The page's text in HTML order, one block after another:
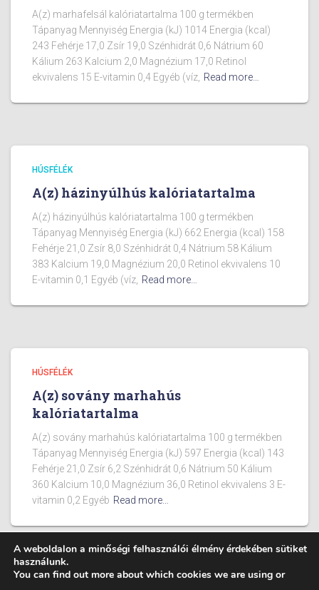
A(z) marhafelsál kalóriatartalma 100 g termékben
Tápanyag Mennyiség Energia (kJ) 1014 Energia (kcal)
243 Fehérje 17,0 Zsír 19,0 Szénhidrát 0,6 Nátrium 60
Kálium 263 Kalcium 2,0 Magnézium 17,0 Retinol
ekvivalens 15 E-vitamin 0,4 Egyéb (víz, Read more…
HÚSFÉLÉK
A(z) házinyúlhús kalóriatartalma
A(z) házinyúlhús kalóriatartalma 100 g termékben
Tápanyag Mennyiség Energia (kJ) 662 Energia (kcal) 158
Fehérje 21,0 Zsír 8,0 Szénhidrát 0,4 Nátrium 58 Kálium
383 Kalcium 19,0 Magnézium 20,0 Retinol ekvivalens 10
E-vitamin 0,1 Egyéb (víz, Read more…
HÚSFÉLÉK
A(z) sovány marhahús
kalóriatartalma
A(z) sovány marhahús kalóriatartalma 100 g termékben
Tápanyag Mennyiség Energia (kJ) 597 Energia (kcal) 143
Fehérje 21,0 Zsír 6,2 Szénhidrát 0,6 Nátrium 50 Kálium
360 Kalcium 10,0 Magnézium 36,0 Retinol ekvivalens 3 E-
vitamin 0,2 Egyéb Read more…
A weboldalon a minőségi felhasználói élmény érdekében sütiket
használunk.
You can find out more about which cookies we are using or